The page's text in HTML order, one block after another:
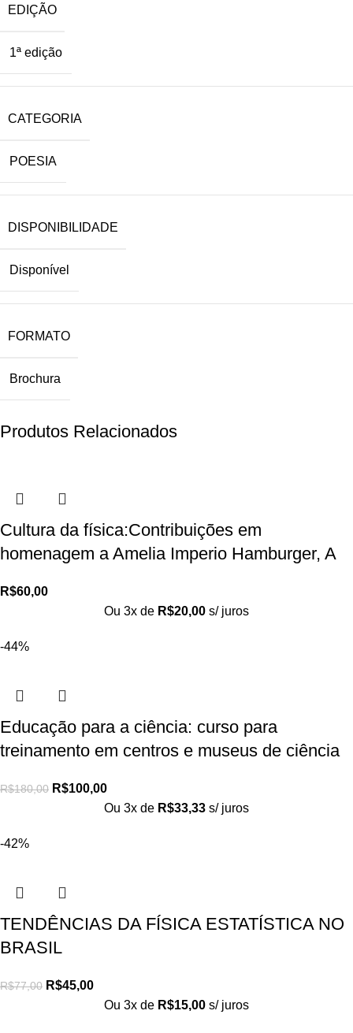
EDIÇÃO
1ª edição
CATEGORIA
POESIA
DISPONIBILIDADE
Disponível
FORMATO
Brochura
Produtos Relacionados
Cultura da física:Contribuições em
homenagem a Amelia Imperio Hamburger, A
R$60,00
Ou 3x de R$20,00 s/ juros
-44%
Educação para a ciência: curso para
treinamento em centros e museus de ciência
R$180,00 R$100,00
Ou 3x de R$33,33 s/ juros
-42%
TENDÊNCIAS DA FÍSICA ESTATÍSTICA NO
BRASIL
R$77,00 R$45,00
Ou 3x de R$15,00 s/ juros